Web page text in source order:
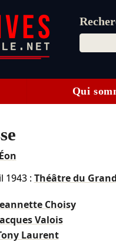
Qui
1943: Théâtre du
Choisy
Valois
Laurent